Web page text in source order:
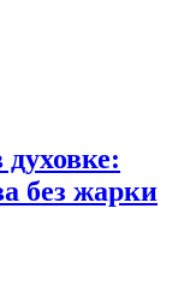
без жарки